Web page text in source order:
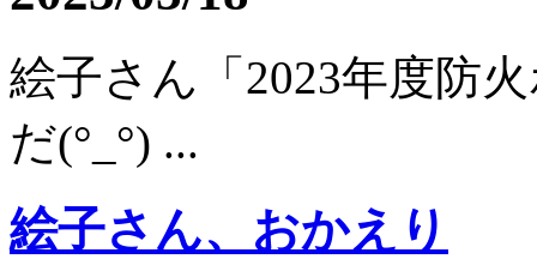
絵子さん「2023年度防
だ(°_°) ...
絵子さん、おかえり